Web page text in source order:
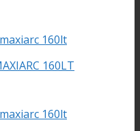
160LT